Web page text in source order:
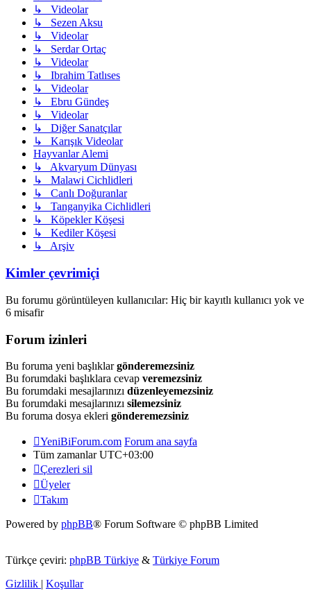
↳ Videolar
↳ Sezen Aksu
↳ Videolar
↳ Serdar Ortaç
↳ Videolar
↳ Ibrahim Tatlıses
↳ Videolar
↳ Ebru Gündeş
↳ Videolar
↳ Diğer Sanatçılar
↳ Karışık Videolar
Hayvanlar Alemi
↳ Akvaryum Dünyası
↳ Malawi Cichlidleri
↳ Canlı Doğuranlar
↳ Tanganyika Cichlidleri
↳ Köpekler Köşesi
↳ Kediler Köşesi
↳ Arşiv
Kimler çevrimiçi
Bu forumu görüntüleyen kullanıcılar: Hiç bir kayıtlı kullanıcı yok ve
6 misafir
Forum izinleri
Bu foruma yeni başlıklargönderemezsiniz
Bu forumdaki başlıklara cevap veremezsiniz
Bu forumdaki mesajlarınızı düzenleyemezsiniz
Bu forumdaki mesajlarınızı silemezsiniz
Bu foruma dosya ekleri gönderemezsiniz
YeniBiForum.com Forum ana sayfa
Tüm zamanlarUTC+03:00
Çerezleri sil
Üyeler
Takım
Powered by phpBB® Forum Software © phpBB Limited
Türkçe çeviri: phpBB Türkiye & Türkiye Forum
Gizlilik | Koşullar